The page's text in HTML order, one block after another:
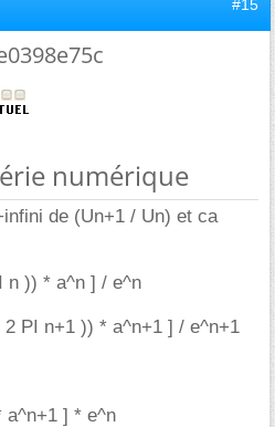
#15
numérique
de (Un+1 / Un) et ca
n )) * a^n ] / e^n
PI n+1 )) * a^n+1 ] / e^n+1
a^n+1 ] * e^n